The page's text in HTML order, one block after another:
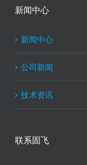
新闻中心
新闻中心
公司新闻
技术资讯
联系固飞